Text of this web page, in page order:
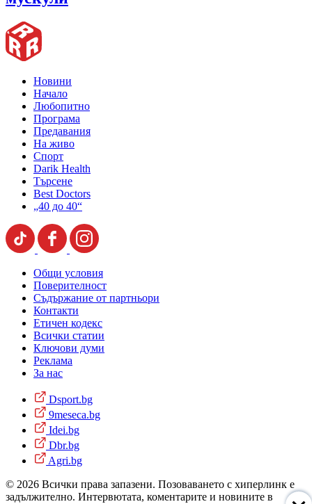
Новини
Начало
Любопитно
Програма
Предавания
На живо
Спорт
Darik Health
Търсене
Best Doctors
„40 до 40“
Общи условия
Поверителност
Съдържание от партньори
Контакти
Етичен кодекс
Всички статии
Ключови думи
Реклама
За нас
Dsport.bg
9meseca.bg
Idei.bg
Dbr.bg
Agri.bg
© 2026 Всички права запазени. Позоваването с хиперлинк е
задължително. Интервютата, коментарите и новините в